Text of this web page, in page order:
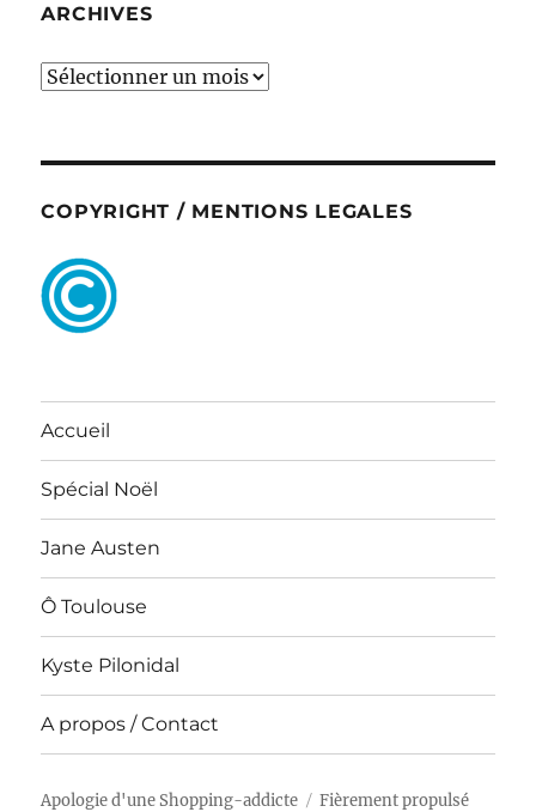
ARCHIVES
ARCHIVES
COPYRIGHT / MENTIONS LEGALES
Accueil
Spécial Noël
Jane Austen
Ô Toulouse
Kyste Pilonidal
A propos / Contact
Apologie d'une Shopping-addicte Fièrement propulsé